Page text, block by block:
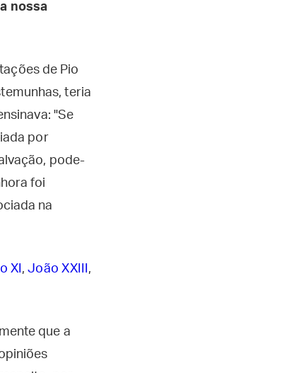
nossa
de Pio
teria
"Se
por
pode-
foi
na
XI ,João XXIII ,
que a